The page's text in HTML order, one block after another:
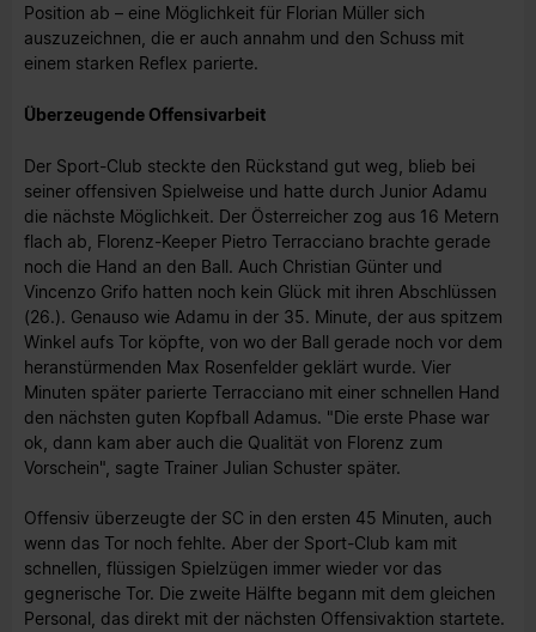
Position ab – eine Möglichkeit für Florian Müller sich
auszuzeichnen, die er auch annahm und den Schuss mit
einem starken Reflex parierte.
Überzeugende Offensivarbeit
Der Sport-Club steckte den Rückstand gut weg, blieb bei
seiner offensiven Spielweise und hatte durch Junior Adamu
die nächste Möglichkeit. Der Österreicher zog aus 16 Metern
flach ab, Florenz-Keeper Pietro Terracciano brachte gerade
noch die Hand an den Ball. Auch Christian Günter und
Vincenzo Grifo hatten noch kein Glück mit ihren Abschlüssen
(26.). Genauso wie Adamu in der 35. Minute, der aus spitzem
Winkel aufs Tor köpfte, von wo der Ball gerade noch vor dem
heranstürmenden Max Rosenfelder geklärt wurde. Vier
Minuten später parierte Terracciano mit einer schnellen Hand
den nächsten guten Kopfball Adamus. "Die erste Phase war
ok, dann kam aber auch die Qualität von Florenz zum
Vorschein", sagte Trainer Julian Schuster später.
Offensiv überzeugte der SC in den ersten 45 Minuten, auch
wenn das Tor noch fehlte. Aber der Sport-Club kam mit
schnellen, flüssigen Spielzügen immer wieder vor das
gegnerische Tor. Die zweite Hälfte begann mit dem gleichen
Personal, das direkt mit der nächsten Offensivaktion startete.